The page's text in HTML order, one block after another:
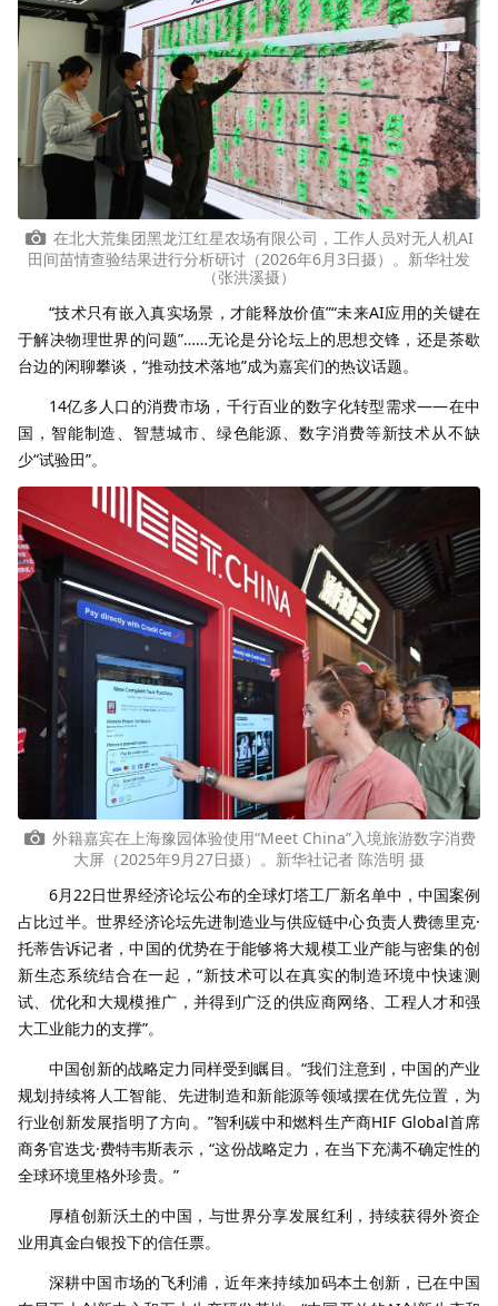
在北大荒集团黑龙江红星农场有限公司，工作人员对无人机AI
田间苗情查验结果进行分析研讨（2026年6月3日摄）。新华社发
（张洪溪摄）
“技术只有嵌入真实场景，才能释放价值”“未来AI应用的关键在
于解决物理世界的问题”……无论是分论坛上的思想交锋，还是茶歇
台边的闲聊攀谈，“推动技术落地”成为嘉宾们的热议话题。
14亿多人口的消费市场，千行百业的数字化转型需求——在中
国，智能制造、智慧城市、绿色能源、数字消费等新技术从不缺
少“试验田”。
外籍嘉宾在上海豫园体验使用“Meet China”入境旅游数字消费
大屏（2025年9月27日摄）。新华社记者 陈浩明 摄
6月22日世界经济论坛公布的全球灯塔工厂新名单中，中国案例
占比过半。世界经济论坛先进制造业与供应链中心负责人费德里克·
托蒂告诉记者，中国的优势在于能够将大规模工业产能与密集的创
新生态系统结合在一起，“新技术可以在真实的制造环境中快速测
试、优化和大规模推广，并得到广泛的供应商网络、工程人才和强
大工业能力的支撑”。
中国创新的战略定力同样受到瞩目。“我们注意到，中国的产业
规划持续将人工智能、先进制造和新能源等领域摆在优先位置，为
行业创新发展指明了方向。”智利碳中和燃料生产商HIF Global首席
商务官迭戈·费特韦斯表示，“这份战略定力，在当下充满不确定性的
全球环境里格外珍贵。”
厚植创新沃土的中国，与世界分享发展红利，持续获得外资企
业用真金白银投下的信任票。
深耕中国市场的飞利浦，近年来持续加码本土创新，已在中国